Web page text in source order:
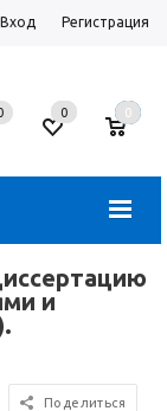
Вход Регистрация
0 0
и
Поделиться